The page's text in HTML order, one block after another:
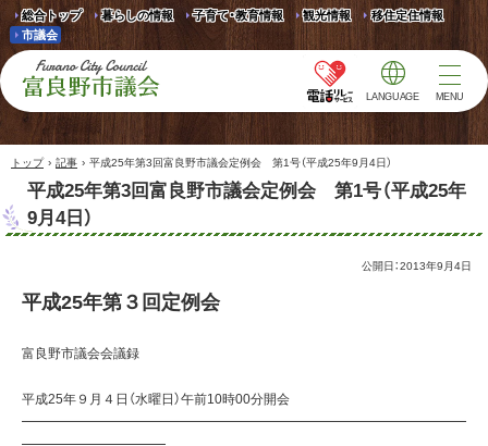
総合トップ 暮らしの情報 子育て・教育情報 観光情報
移住定住情報
市議会
富良野市議会 Furano
City Council
LANGUAGE MENU
トップ › 記事 › 平成25年第3回富良野市議会定例会 第1号（平成25年9月4日）
平成25年第3回富良野市議会定例会 第1号（平成25年
9月4日）
公開日：2013年9月4日
平成25年第３回定例会
富良野市議会会議録
平成25年９月４日（水曜日）午前10時00分開会
━━━━━━━━━━━━━━━━━━━━━━━━━━━━━━━━━━